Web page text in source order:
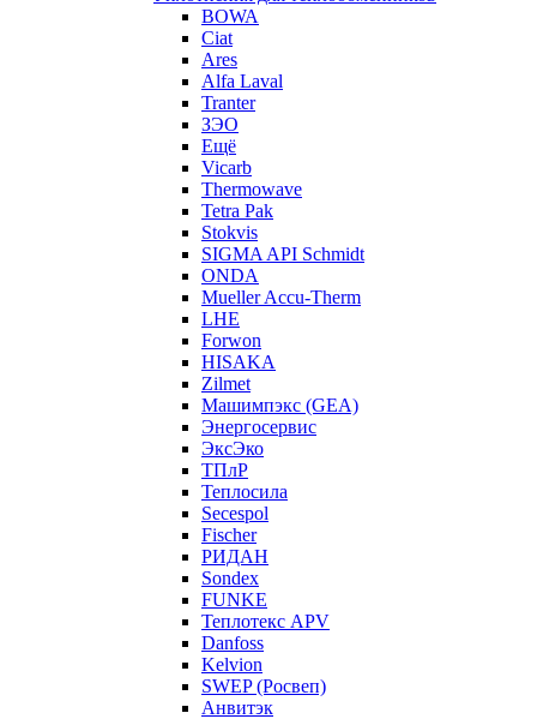
BOWA
Ciat
Ares
Alfa Laval
Tranter
ЗЭО
Ещё
Vicarb
Thermowave
Tetra Pak
Stokvis
SIGMA API Schmidt
ONDA
Mueller Accu-Therm
LHE
Forwon
HISAKA
Zilmet
Машимпэкс (GEA)
Энергосервис
ЭксЭко
ТПлР
Теплосила
Secespol
Fischer
РИДАН
Sondex
FUNKE
Теплотекс APV
Danfoss
Kelvion
SWEP (Росвеп)
Анвитэк